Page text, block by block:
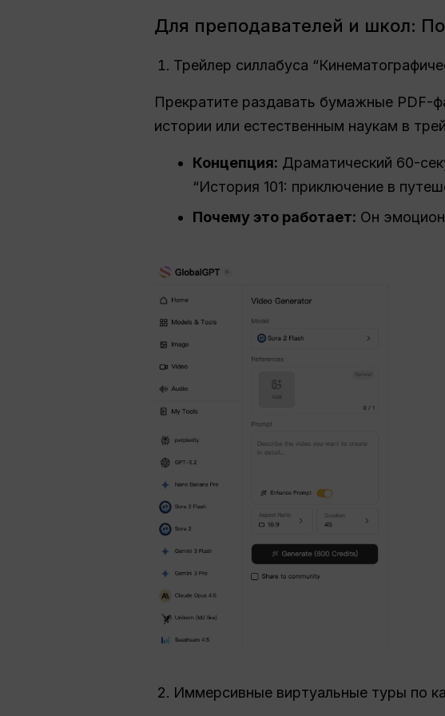
Для преподавателей и школ:
Трейлер силлабуса
Прекратите раздавать бумажные PDF-
истории или естественным наукам в
Концепция: Драматический 60-
“История 101: приключение в
Почему это работает: Он
Иммерсивные виртуальные туры по